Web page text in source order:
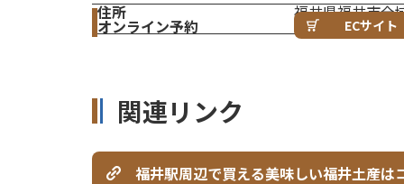
住所 福井県福井市全
オンライン予約 ECサイ
関連リンク
福井駅周辺で買える美味しい福井土産